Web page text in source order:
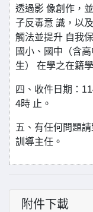
透過影 像創作，
子反毒意 識，以
觸法並提升 自我
國小、國中（含
生） 在學之在籍
四、收件日期：
4時 止。
五、有任何問題
訓導主任。
附件下載